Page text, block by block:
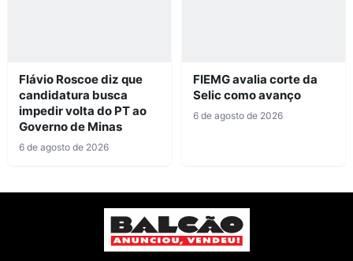
Flávio Roscoe diz que
candidatura busca
impedir volta do PT ao
Governo de Minas
6 de agosto de 2026
FIEMG avalia corte da
Selic como avanço
6 de agosto de 2026